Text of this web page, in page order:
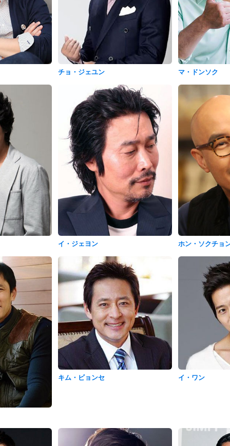
チョ・ジェユン マ・ドンソク
イ・ジェヨン ホン・ソクチョ
キム・ビョンセ イ・ワン